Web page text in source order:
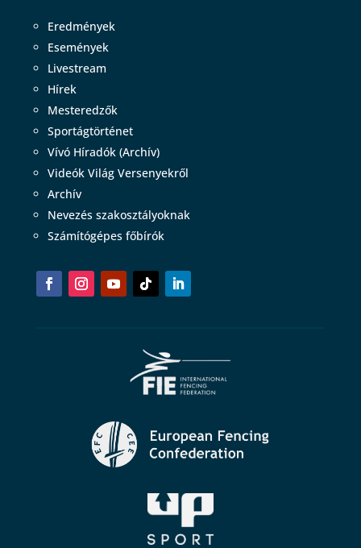
Eredmények
Események
Livestream
Hírek
Mesteredzők
Sportágtörténet
Vívó Híradók (Archív)
Videók Világ Versenyekről
Archív
Nevezés szakosztályoknak
Számítógépes főbírók